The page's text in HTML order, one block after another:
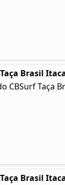
Taça Brasil
Taça
Taça Brasil